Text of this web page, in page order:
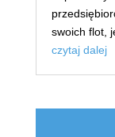
swoich flot,
czytaj dalej